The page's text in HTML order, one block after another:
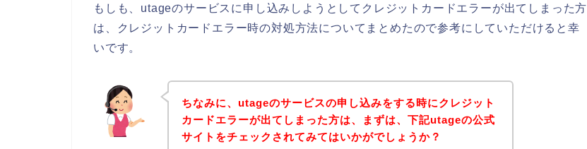
もしも、utageのサービスに申し込みしようとしてクレジットカードエラーが出てしまった方
は、クレジットカードエラー時の対処方法についてまとめたので参考にしていただけると幸
いです。
ちなみに、utageのサービスの申し込みをする時にクレジット
カードエラーが出てしまった方は、まずは、下記utageの公式
サイトをチェックされてみてはいかがでしょうか？